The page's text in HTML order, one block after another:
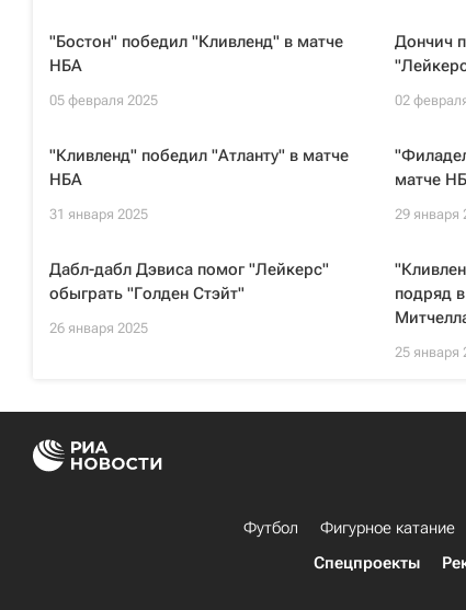
"Бостон" победил "Кливленд" в матче
НБА
05 февраля 2025
Дончич
02
"Кливленд" победил "Атланту" в матче
НБА
31 января 2025
матче
29 января
Дабл-дабл Дэвиса помог "Лейкерс"
обыграть "Голден Стэйт"
26 января 2025
подряд
25 января
Футбол Фигурное катание
Спецпроекты